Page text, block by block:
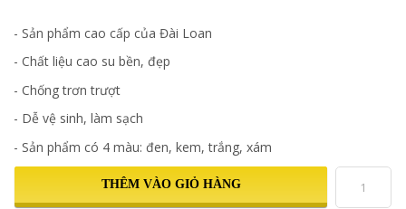
- Sản phẩm cao cấp của Đài Loan
- Chất liệu cao su bền, đẹp
- Chống trơn trượt
- Dễ vệ sinh, làm sạch
- Sản phẩm có 4 màu: đen, kem, trắng, xám
THÊM VÀO GIỎ HÀNG